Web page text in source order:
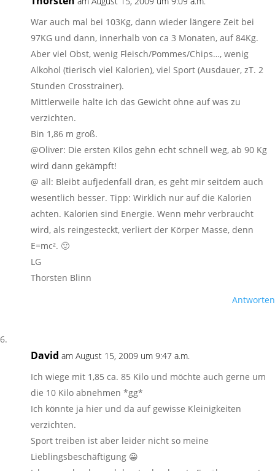
War auch mal bei 103Kg, dann wieder längere Zeit bei
97KG und dann, innerhalb von ca 3 Monaten, auf 84Kg.
Aber viel Obst, wenig Fleisch/Pommes/Chips…, wenig
Alkohol (tierisch viel Kalorien), viel Sport (Ausdauer, zT. 2
Stunden Crosstrainer).
Mittlerweile halte ich das Gewicht ohne auf was zu
verzichten.
Bin 1,86 m groß.
@Oliver: Die ersten Kilos gehn echt schnell weg, ab 90 Kg
wird dann gekämpft!
@ all: Bleibt aufjedenfall dran, es geht mir seitdem auch
wesentlich besser. Tipp: Wirklich nur auf die Kalorien
achten. Kalorien sind Energie. Wenn mehr verbraucht
wird, als reingesteckt, verliert der Körper Masse, denn
E=mc². 🙂
LG
Thorsten Blinn
Antworten
David am August 15, 2009 um 9:47 a.m.
Ich wiege mit 1,85 ca. 85 Kilo und möchte auch gerne um
die 10 Kilo abnehmen *gg*
Ich könnte ja hier und da auf gewisse Kleinigkeiten
verzichten.
Sport treiben ist aber leider nicht so meine
Lieblingsbeschäftigung 😀